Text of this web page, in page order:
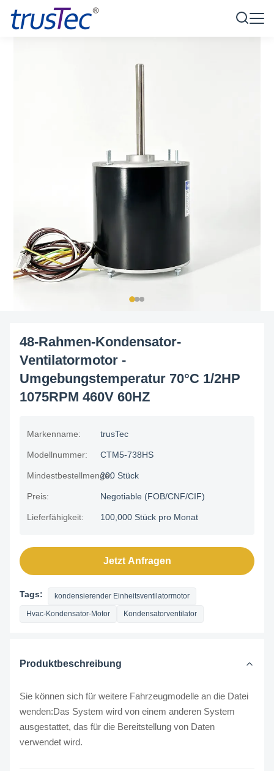
48-Rahmen-Kondensator-
Ventilatormotor -
Umgebungstemperatur 70°C 1/2HP
1075RPM 460V 60HZ
Markenname: trusTec
Modellnummer: CTM5-738HS
Mindestbestellmenge:200 Stück
Preis: Negotiable (FOB/CNF/CIF)
Lieferfähigkeit: 100,000 Stück pro Monat
Jetzt Anfragen
Tags: kondensierender Einheitsventilatormotor
Hvac-Kondensator-Motor Kondensatorventilator
Produktbeschreibung
Sie können sich für weitere Fahrzeugmodelle an die Datei
wenden:Das System wird von einem anderen System
ausgestattet, das für die Bereitstellung von Daten
verwendet wird.